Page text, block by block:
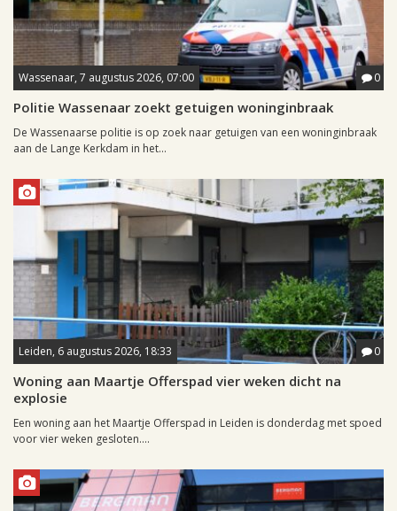
Wassenaar, 7 augustus 2026, 07:00 0
Politie Wassenaar zoekt getuigen woninginbraak
De Wassenaarse politie is op zoek naar getuigen van een woninginbraak
aan de Lange Kerkdam in het...
Leiden, 6 augustus 2026, 18:33 0
Woning aan Maartje Offerspad vier weken dicht na
explosie
Een woning aan het Maartje Offerspad in Leiden is donderdag met spoed
voor vier weken gesloten....